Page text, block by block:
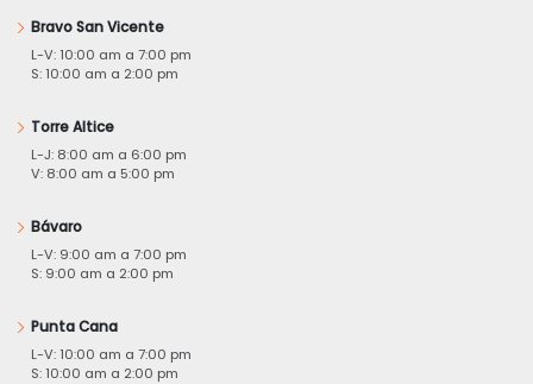
Bravo San Vicente
L-V: 10:00 am a 7:00 pm
S: 10:00 am a 2:00 pm
Torre Altice
L-J: 8:00 am a 6:00 pm
V: 8:00 am a 5:00 pm
Bávaro
L-V: 9:00 am a 7:00 pm
S: 9:00 am a 2:00 pm
Punta Cana
L-V: 10:00 am a 7:00 pm
S: 10:00 am a 2:00 pm